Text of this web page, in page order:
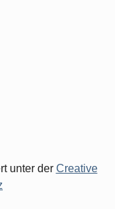
unter der Creative